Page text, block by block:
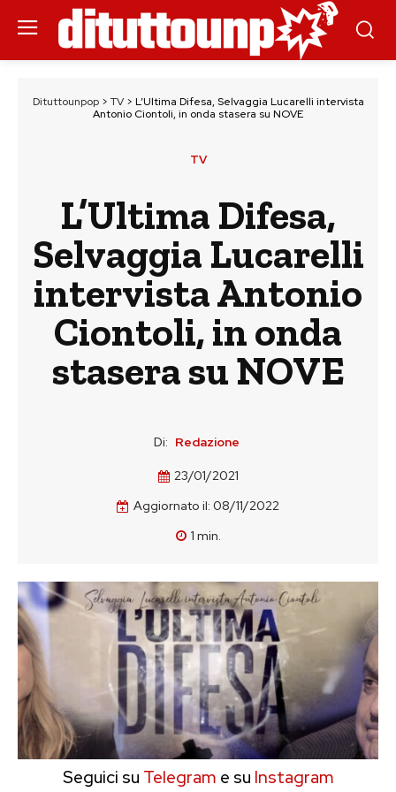
Dituttounpop> TV> L’Ultima Difesa, Selvaggia Lucarelli intervista
Antonio Ciontoli, in onda stasera su NOVE
TV
L’Ultima Difesa,
Selvaggia Lucarelli
intervista Antonio
Ciontoli, in onda
stasera su NOVE
Di: Redazione
23/01/2021
Aggiornato il: 08/11/2022
1 min.
Seguici su Telegram e su Instagram